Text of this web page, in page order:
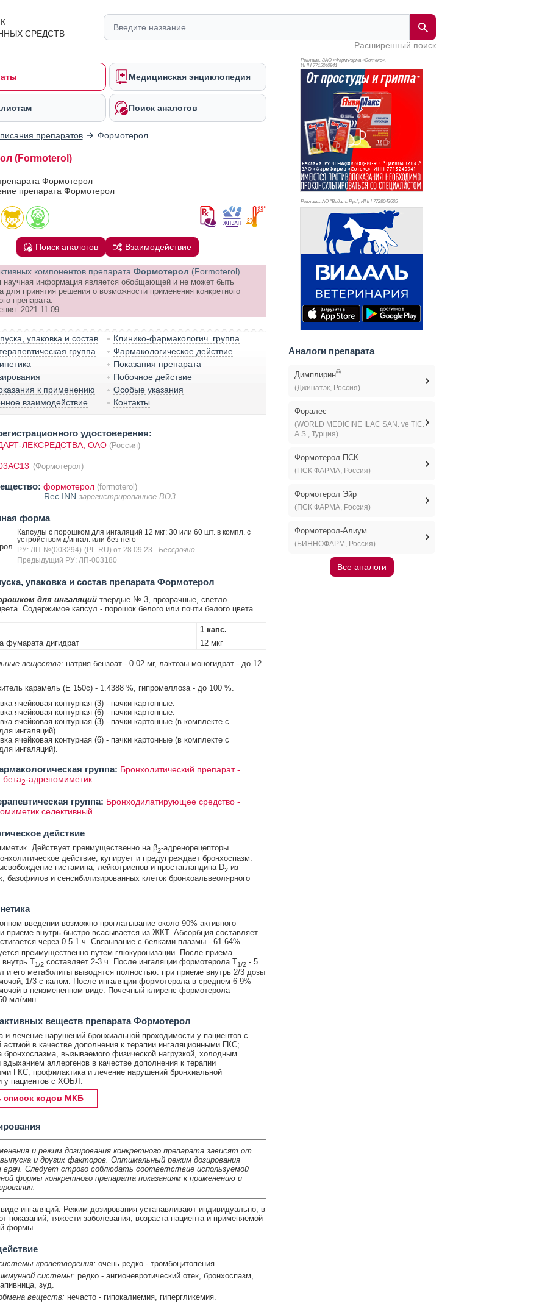
СРЕДСТВ
Расширенный поиск
Медицинская энциклопедия
Поиск аналогов
препаратов Формотерол
(Formoterol)
Формотерол
препарата Формотерол
Поиск аналогов Взаимодействие
компонентов препарата Формотерол (Formoterol)
научная информация является обобщающей и не может быть
для принятия решения о возможности применения конкретного
препарата.
2021.11.09
упаковка и состав
Клинико-фармакологич. группа
группа
Фармакологическое действие
Показания препарата
Побочное действие
к применению
Особые указания
взаимодействие
Контакты
удостоверения:
ЛЕКСРЕДСТВА, ОАО (Россия)
(Формотерол)
формотерол (formoterol)
Rec.INN зарегистрированное ВОЗ
форма
Капсулы с порошком для ингаляций 12 мкг: 30 или 60 шт. в компл. с
устройством д/ингал. или без него
РУ: ЛП-№(003294)-(РГ-RU) от 28.09.23 - Бессрочно
Предыдущий РУ: ЛП-003180
упаковка и состав препарата Формотерол
для ингаляцийтвердые № 3, прозрачные, светло-
Содержимое капсул - порошок белого или почти белого цвета.
1 капс.
фумарата дигидрат
12 мкг
вещества: натрия бензоат - 0.02 мг, лактозы моногидрат - до 12
карамель (Е 150с) - 1.4388 %, гипромеллоза - до 100 %.
ячейковая контурная (3) - пачки картонные.
ячейковая контурная (6) - пачки картонные.
ячейковая контурная (3) - пачки картонные (в комплекте с
ингаляций).
ячейковая контурная (6) - пачки картонные (в комплекте с
ингаляций).
группа: Бронхолитический препарат -
бета2-адреномиметик
группа: Бронходилатирующее средство -
селективный
действие
Действует преимущественно на β2-адренорецепторы.
действие, купирует и предупреждает бронхоспазм.
гистамина, лейкотриенов и простагландина D2из
базофилов и сенсибилизированных клеток бронхоальвеолярного
введении возможно проглатывание около 90% активного
приеме внутрь быстро всасывается из ЖКТ. Абсорбция составляет
через 0.5-1 ч. Связывание с белками плазмы - 61-64%.
преимущественно путем глюкуронизации. После приема
T1/2составляет 2-3 ч. После ингаляции формотерола T1/2- 5
и его метаболиты выводятся полностью: при приеме внутрь 2/3 дозы
1/3 с калом. После ингаляции формотерола в среднем 6-9%
в неизмененном виде. Почечный клиренс формотерола
мл/мин.
веществ препарата Формотерол
и лечение нарушений бронхиальной проходимости у пациентов с
астмой в качестве дополнения к терапии ингаляционными ГКС;
бронхоспазма, вызываемого физической нагрузкой, холодным
аллергенов в качестве дополнения к терапии
ГКС; профилактика и лечение нарушений бронхиальной
у пациентов с ХОБЛ.
список кодов МКБ
и режим дозирования конкретного препарата зависят от
и других факторов. Оптимальный режим дозирования
врач. Следует строго соблюдать соответствие используемой
формы конкретного препарата показаниям к применению и
ингаляций. Режим дозирования устанавливают индивидуально, в
показаний, тяжести заболевания, возраста пациента и применяемой
формы.
кроветворения: очень редко - тромбоцитопения.
системы: редко - ангионевротический отек, бронхоспазм,
зуд.
веществ: нечасто - гипокалиемия, гипергликемия.
Реклама. ЗАО «ФармФирма «Сотекс»,
ИНН 7715240941
Реклама. АО "Видаль Рус", ИНН 7728043605
Аналоги препарата
Димплирин®
(Джинатэк, Россия)
Форалес
(WORLD MEDICINE ILAC SAN. ve TIC.
A.S., Турция)
Формотерол ПСК
(ПСК ФАРМА, Россия)
Формотерол Эйр
(ПСК ФАРМА, Россия)
Формотерол-Алиум
(БИННОФАРМ, Россия)
Все аналоги